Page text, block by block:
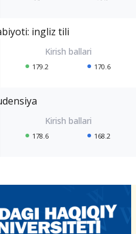
ingliz tili
179.2 170.6
178.6 168.2